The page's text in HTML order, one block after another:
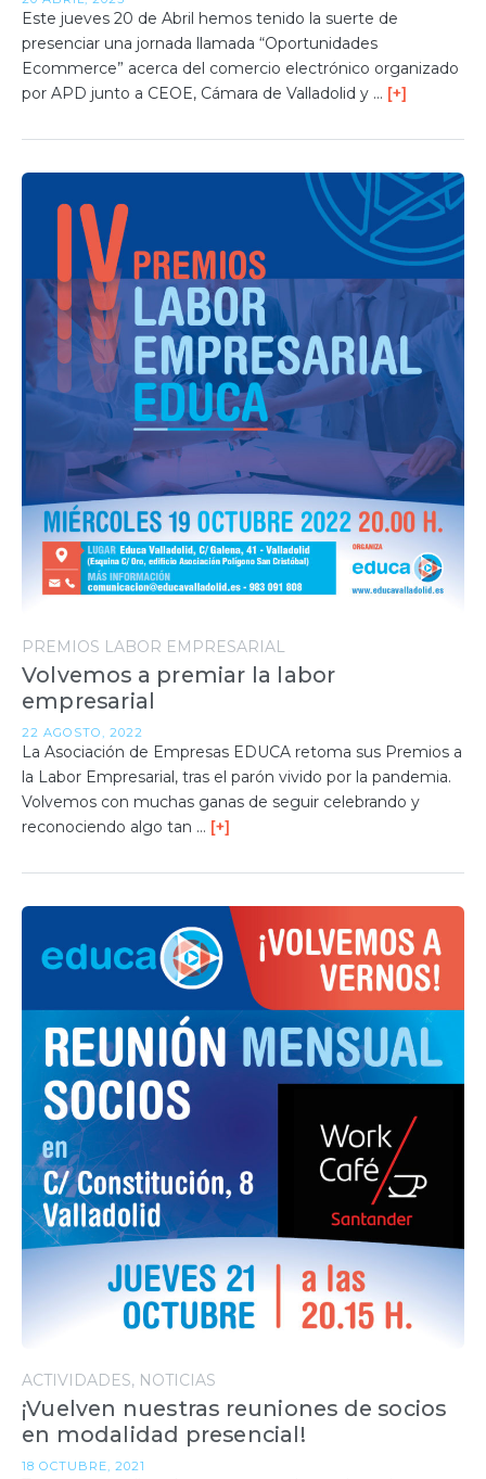
Este jueves 20 de Abril hemos tenido la suerte de
presenciar una jornada llamada “Oportunidades
Ecommerce” acerca del comercio electrónico organizado
por APD junto a CEOE, Cámara de Valladolid y … [+]
PREMIOS LABOR EMPRESARIAL
Volvemos a premiar la labor
empresarial
22 AGOSTO, 2022
La Asociación de Empresas EDUCA retoma sus Premios a
la Labor Empresarial, tras el parón vivido por la pandemia.
Volvemos con muchas ganas de seguir celebrando y
reconociendo algo tan … [+]
ACTIVIDADES NOTICIAS
¡Vuelven nuestras reuniones de socios
en modalidad presencial!
18 OCTUBRE, 2021